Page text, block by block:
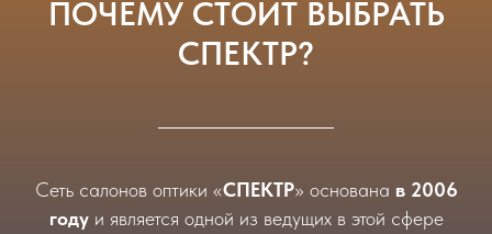
ПОЧЕМУ СТОИТ ВЫБРАТЬ
СПЕКТР?
Сеть салонов оптики «СПЕКТР» основана в 2006
годуи является одной из ведущих в этой сфере